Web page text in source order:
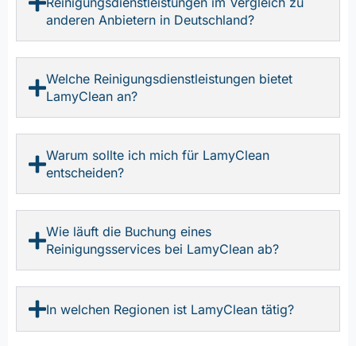
anderen Anbietern in Deutschland?
Welche Reinigungsdienstleistungen bietet
LamyClean an?
Warum sollte ich mich für LamyClean
entscheiden?
Wie läuft die Buchung eines
Reinigungsservices bei LamyClean ab?
In welchen Regionen ist LamyClean tätig?